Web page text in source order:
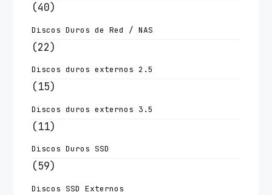
(40)
Discos Duros de Red / NAS
(22)
Discos duros externos 2.5
(15)
Discos duros externos 3.5
(11)
Discos Duros SSD
(59)
Discos SSD Externos